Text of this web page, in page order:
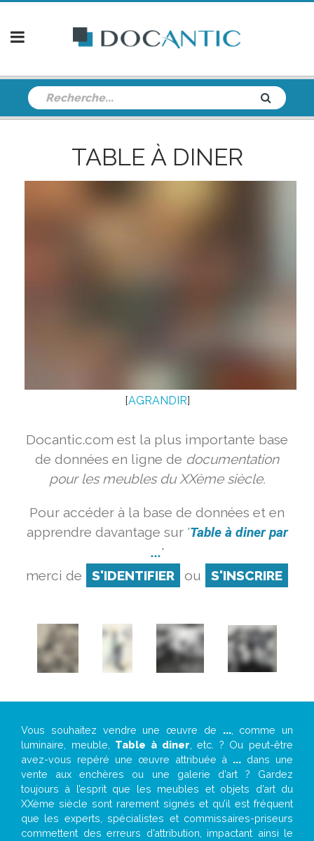
TABLE À DINER
[AGRANDIR]
Docantic.com est la plus importante base
de données en ligne de documentation
pour les meubles du XXème siècle.
Pour accéder à la base de données et en
apprendre davantage sur 'Table à diner par
...'
merci de
S'IDENTIFIER ou S'INSCRIRE
Vous souhaitez vendre une œuvre de ..., comme un
luminaire, meuble, Table à diner , etc. ? Ou peut-être
avez-vous repéré une œuvre attribuée à ... dans une
vente aux enchères ou une galerie d’art ? Gardez
toujours à l’esprit que les meubles et objets d’art du
XXème siècle sont rarement signés et qu’il est fréquent
que les experts, spécialistes et commissaires-priseurs
commettent des erreurs d’attribution, impactant ainsi le